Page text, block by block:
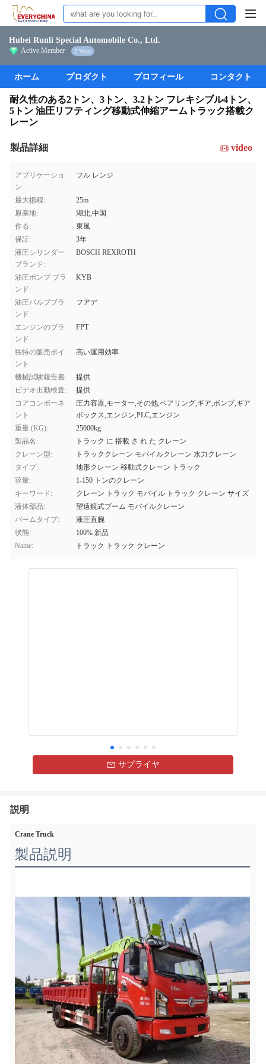
Hubei Runli Special Automobile Co., Ltd.
Active Member 2 Years
ホーム プロダクト プロフィール コンタクト
耐久性のある2トン、3トン、3.2トン フレキシブル4トン、
5トン 油圧リフティング移動式伸縮アームトラック搭載ク
レーン
製品詳細 video
アプリケーショ
ン:
フル レンジ
最大揚程:
25m
原産地:
湖北,中国
作る:
東風
保証:
3年
液圧シリンダー
ブランド:
BOSCH REXROTH
油圧ポンプ ブラ
ンド:
KYB
油圧バルブブラ
ンド:
フアデ
エンジンのブラ
ンド:
FPT
独特の販売ポイ
ント:
高い運用効率
機械試験報告書:
提供
ビデオ出勤検査:
提供
コアコンポーネ
ント:
圧力容器,モーター,その他,ベアリング,ギア,ポンプ,ギア
ボックス,エンジン,PLC,エンジン
重量 (KG):
25000kg
製品名:
トラック に 搭載 さ れ た クレーン
クレーン型:
トラッククレーン モバイルクレーン 水力クレーン
タイプ:
地形クレーン 移動式クレーン トラック
容量:
1-150 トンのクレーン
キーワード:
クレーン トラック モバイル トラック クレーン サイズ
液体部品:
望遠鏡式ブーム モバイルクレーン
バームタイプ:
液圧直腕
状態:
100% 新品
Name:
トラック トラック クレーン
サプライヤ
説明
Crane Truck
製品説明